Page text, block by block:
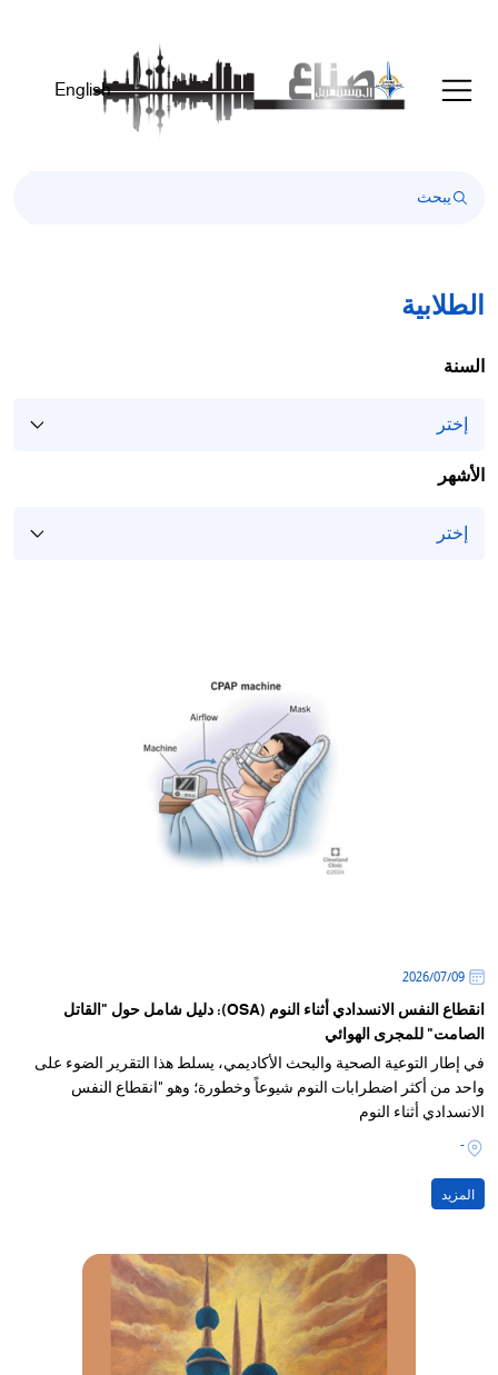
English
الطلابية
السنة
الأشهر
09‏/07‏/2026
انقطاع النفس الانسدادي أثناء النوم (OSA): دليل شامل حول "القاتل
الصامت" للمجرى الهوائي
في إطار التوعية الصحية والبحث الأكاديمي، يسلط هذا التقرير الضوء على
واحد من أكثر اضطرابات النوم شيوعاً وخطورة؛ وهو "انقطاع النفس
الانسدادي أثناء النوم
-
المزيد